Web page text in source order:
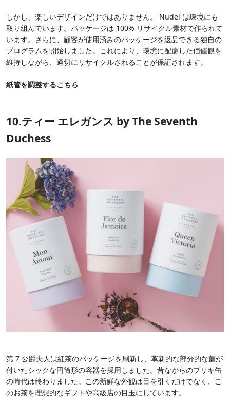
しかし、楽しいデザインだけではありません。 Nudel は環境にも
取り組んでいます。パッケージは 100% リサイクル素材で作られて
います。さらに、顧客が使用済みのパッケージを返品できる独自の
プログラムを開始しました。これにより、環境に配慮した価値観を
維持しながら、適切にリサイクルされることが保証されます。
紙管を調整するこちら
10.ティー エレガンス by The Seventh
Duchess
第 7 公爵夫人は紅茶のパッケージを刷新し、革新的な部分的な蓋が
付いたシックな円筒形の容器を採用しました。昔ながらのブリキ缶
の時代は終わりました。この新鮮な外観は目を引くだけでなく、こ
のお茶を理想的なギフトや高級店の目玉にしています。